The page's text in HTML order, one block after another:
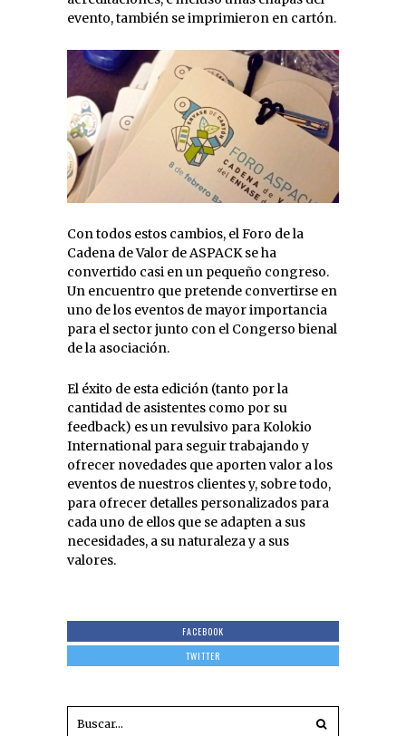
evento, también se imprimieron en cartón.
Con todos estos cambios, el Foro de la
Cadena de Valor de ASPACK se ha
convertido casi en un pequeño congreso.
Un encuentro que pretende convertirse en
uno de los eventos de mayor importancia
para el sector junto con el Congerso bienal
de la asociación.
El éxito de esta edición (tanto por la
cantidad de asistentes como por su
feedback) es un revulsivo para Kolokio
International para seguir trabajando y
ofrecer novedades que aporten valor a los
eventos de nuestros clientes y, sobre todo,
para ofrecer detalles personalizados para
cada uno de ellos que se adapten a sus
necesidades, a su naturaleza y a sus
valores.
FACEBOOK
TWITTER